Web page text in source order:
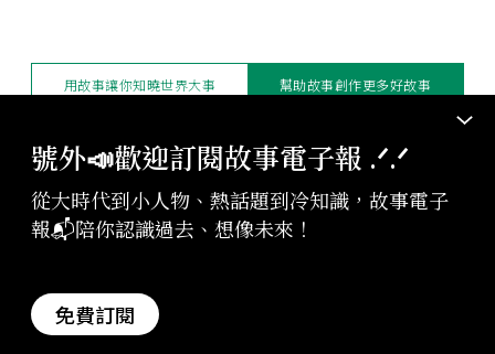
號外📣歡迎訂閱故事電子報 .ᐟ‪‪.ᐟ
從大時代到小人物、熱話題到冷知識，故事電子
報📬陪你認識過去、想像未來！
免費訂閱
版權聲明與轉載規範
授權與合作：contact@storystudio.tw
StoryStudio Inc. All Rights Reserved.
用故事讓你知曉世界大事 幫助故事創作更多好故事